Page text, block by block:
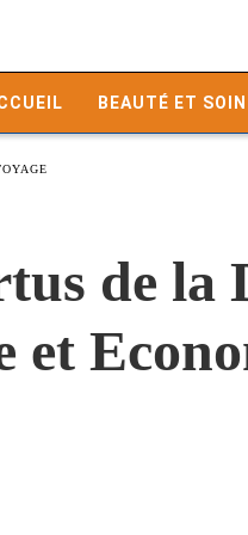
BEAUTÉ ET SOIN
de la
et